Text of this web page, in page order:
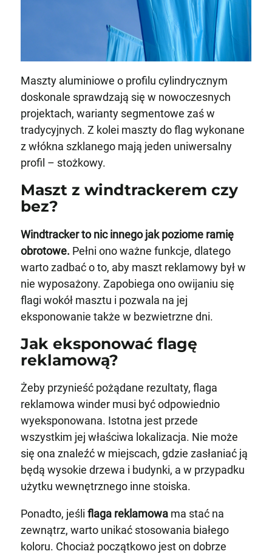
Maszty aluminiowe o profilu cylindrycznym
doskonale sprawdzają się w nowoczesnych
projektach, warianty segmentowe zaś w
tradycyjnych. Z kolei maszty do flag wykonane
z włókna szklanego mają jeden uniwersalny
profil – stożkowy.
Maszt z windtrackerem czy
bez?
Windtracker to nic innego jak poziome ramię
obrotowe. Pełni ono ważne funkcje, dlatego
warto zadbać o to, aby maszt reklamowy był w
nie wyposażony. Zapobiega ono owijaniu się
flagi wokół masztu i pozwala na jej
eksponowanie także w bezwietrzne dni.
Jak eksponować flagę
reklamową?
Żeby przynieść pożądane rezultaty, flaga
reklamowa winder musi być odpowiednio
wyeksponowana. Istotna jest przede
wszystkim jej właściwa lokalizacja. Nie może
się ona znaleźć w miejscach, gdzie zasłaniać ją
będą wysokie drzewa i budynki, a w przypadku
użytku wewnętrznego inne stoiska.
Ponadto, jeśli flaga reklamowama stać na
zewnątrz, warto unikać stosowania białego
koloru. Chociaż początkowo jest on dobrze